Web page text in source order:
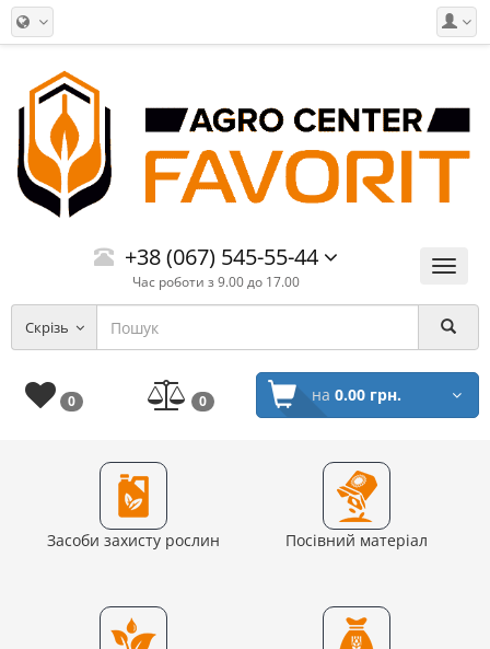
Меню
+38 (067) 545-55-44
Час роботи з 9.00 до 17.00
Скрізь
0 0 на 0.00 грн.
Засоби захисту рослин Посівний матеріал